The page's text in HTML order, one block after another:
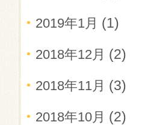
2019年1月 (1)
2018年12月 (2)
2018年11月 (3)
2018年10月 (2)